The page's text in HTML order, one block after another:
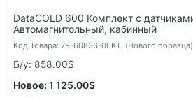
DataCOLD 600 Комплект с датчиками, ( Датчики 2 шт.),
Автомагнитольный, кабинный
Код Товара: 79-60836-00KT, (Нового образца)
Б/у: 858.00$
Новое: 1 125.00$